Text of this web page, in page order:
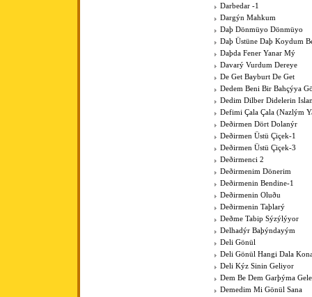
Darbedar -1
Dargýn Mahkum
Daþ Dönmüyo Dönmüyo
Daþ Üstüne Daþ Koydum
Daþda Fener Yanar Mý
Davarý Vurdum Dereye
De Get Bayburt De Get
Dedem Beni Bir Bahçýya
Dedim Dilber Didelerin
Defimi Çala Çala (Nazlým
Deðirmen Dört Dolanýr
Deðirmen Üstü Çiçek-1
Deðirmen Üstü Çiçek-3
Deðirmenci 2
Deðirmenim Dönerim
Deðirmenin Bendine-1
Deðirmenin Oluðu
Deðirmenin Taþlarý
Deðme Tabip Sýzýlýyor
Delhadýr Baþýndayým
Deli Gönül
Deli Gönül Hangi Dala
Deli Kýz Sinin Geliyor
Dem Be Dem Garþýma
Demedim Mi Gönül Sana